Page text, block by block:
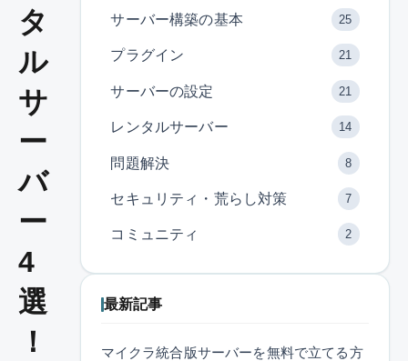
タ
ル
サ
ー
バ
ー
4
選
！
サーバー構築の基本 25
プラグイン 21
サーバーの設定 21
レンタルサーバー 14
問題解決 8
セキュリティ・荒らし対策 7
コミュニティ 2
最新記事
マイクラ統合版サーバーを無料で立てる方